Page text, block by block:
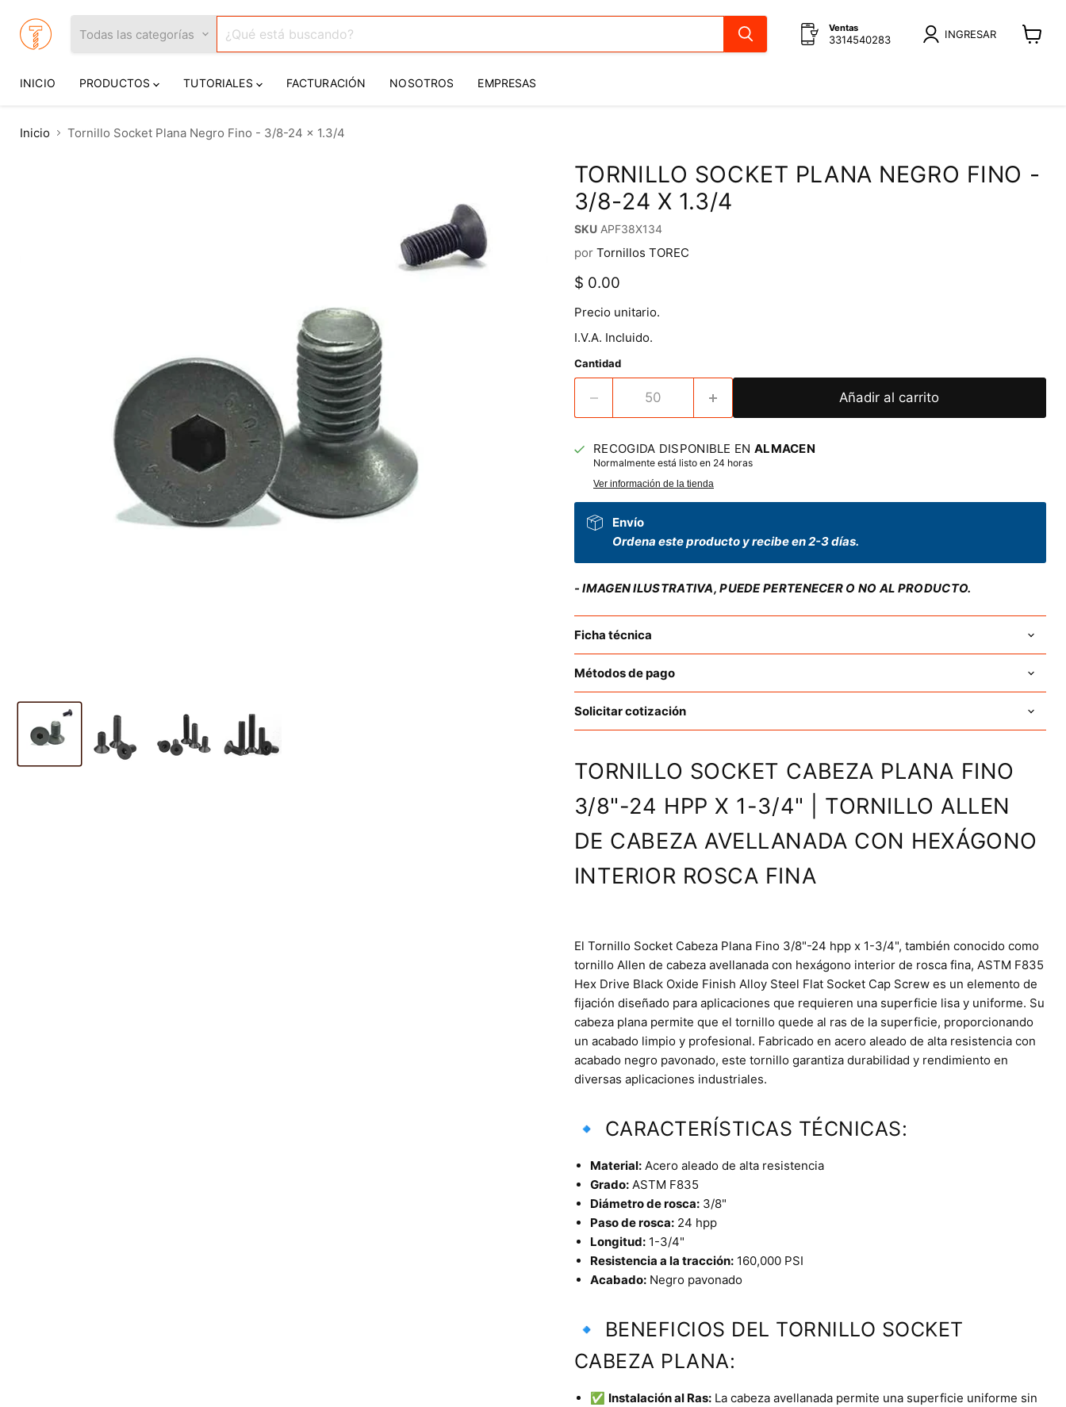
Todas las categorías Ventas
3314540283 INGRESAR
INICIO PRODUCTOS TUTORIALES FACTURACIÓN NOSOTROS EMPRESAS
Inicio Tornillo Socket Plana Negro Fino - 3/8-24 x 1.3/4
TORNILLO SOCKET PLANA NEGRO FINO -
3/8-24 X 1.3/4
SKU APF38X134
por Tornillos TOREC
Precio actual
$ 0.00
Precio unitario.
I.V.A. Incluido.
Cantidad
Añadir al carrito
RECOGIDA DISPONIBLE EN ALMACEN
Normalmente está listo en 24 horas
Ver información de la tienda
Envío
Ordena este producto y recibe en 2-3 días.
- IMAGEN ILUSTRATIVA, PUEDE PERTENECER O NO AL PRODUCTO.
Ficha técnica
Métodos de pago
Solicitar cotización
TORNILLO SOCKET CABEZA PLANA FINO
3/8"-24 HPP X 1-3/4" | TORNILLO ALLEN
DE CABEZA AVELLANADA CON HEXÁGONO
INTERIOR ROSCA FINA
El Tornillo Socket Cabeza Plana Fino 3/8"-24 hpp x 1-3/4", también conocido como
tornillo Allen de cabeza avellanada con hexágono interior de rosca fina, ASTM F835
Hex Drive Black Oxide Finish Alloy Steel Flat Socket Cap Screw es un elemento de
fijación diseñado para aplicaciones que requieren una superficie lisa y uniforme. Su
cabeza plana permite que el tornillo quede al ras de la superficie, proporcionando
un acabado limpio y profesional. Fabricado en acero aleado de alta resistencia con
acabado negro pavonado, este tornillo garantiza durabilidad y rendimiento en
diversas aplicaciones industriales.
🔹 CARACTERÍSTICAS TÉCNICAS:
Material:Acero aleado de alta resistencia
Grado:ASTM F835
Diámetro de rosca:3/8"
Paso de rosca:24 hpp
Longitud:1-3/4"
Resistencia a la tracción:160,000 PSI
Acabado:Negro pavonado
🔹 BENEFICIOS DEL TORNILLO SOCKET
CABEZA PLANA:
✅ Instalación al Ras:La cabeza avellanada permite una superficie uniforme sin